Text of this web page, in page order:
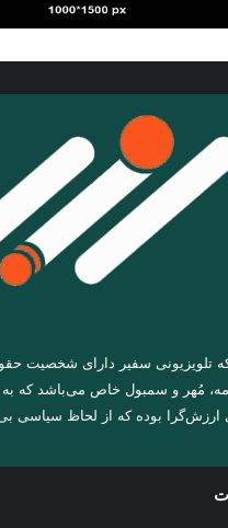
تلویزیونی سفیر دارای شخصیت
مُهر و سمبول خاص می‌باشد که به
ارزش‌گرا بوده که از لحاظ سیاسی